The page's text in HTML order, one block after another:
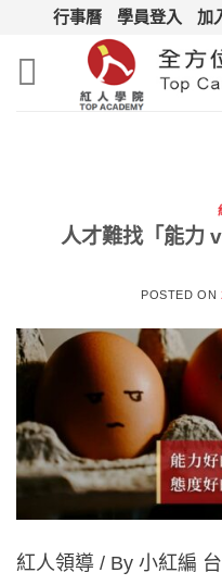
content
行事曆 學員登入 加
人才難找「能力
POSTED ON
紅人領導 / By 小紅編